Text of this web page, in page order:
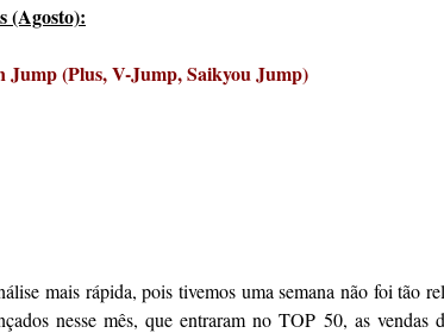
(Agosto):
(Plus, V-Jump, Saikyou Jump)
mais rápida, pois tivemos uma semana não foi tão
nesse mês, que entraram no TOP 50, as